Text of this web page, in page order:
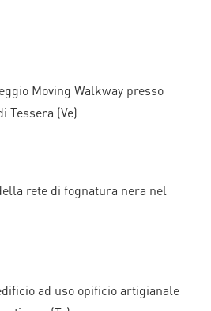
Moving Walkway presso
Tessera (Ve)
rete di fognatura nera nel
ad uso opificio artigianale